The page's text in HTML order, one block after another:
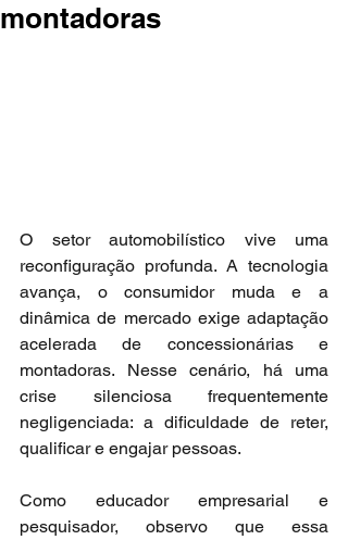
montadoras
O setor automobilístico vive uma
reconfiguração profunda. A tecnologia
avança, o consumidor muda e a
dinâmica de mercado exige adaptação
acelerada de concessionárias e
montadoras. Nesse cenário, há uma
crise silenciosa frequentemente
negligenciada: a dificuldade de reter,
qualificar e engajar pessoas.
Como educador empresarial e
pesquisador, observo que essa